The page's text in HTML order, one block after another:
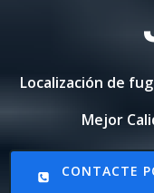
Localización de
Mejor
CONTACTE